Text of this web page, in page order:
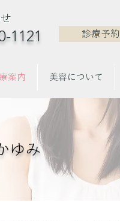
1121 診療予約
案内 美容について
ゆみ